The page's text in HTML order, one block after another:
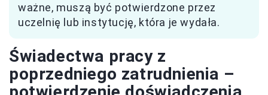
ważne, muszą być potwierdzone przez
uczelnię lub instytucję, która je wydała.
Świadectwa pracy z
poprzedniego zatrudnienia –